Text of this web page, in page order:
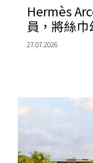
Hermès
員，將絲
27.07.2026